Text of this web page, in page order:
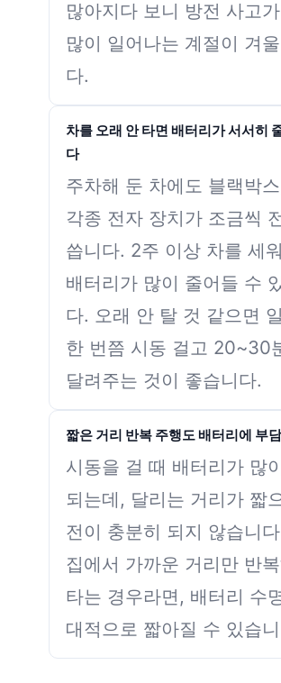
많아지다 보니 방전 사고
많이 일어나는 계절이 겨
다.
차를 오래 안 타면 배터리가 서서히
다
주차해 둔 차에도 블랙박
각종 전자 장치가 조금씩
씁니다. 2주 이상 차를 세
배터리가 많이 줄어들 수
다. 오래 안 탈 것 같으면
한 번쯤 시동 걸고 20~30
달려주는 것이 좋습니다.
짧은 거리 반복 주행도 배터리에 부
시동을 걸 때 배터리가 많
되는데, 달리는 거리가 짧
전이 충분히 되지 않습니
집에서 가까운 거리만 반
타는 경우라면, 배터리 수
대적으로 짧아질 수 있습